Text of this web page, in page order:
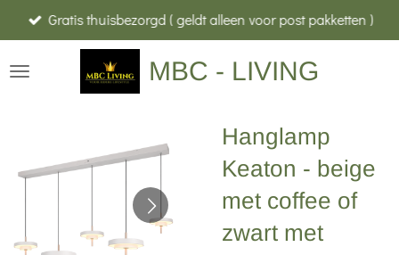
direct
naar
MBC - LIVING
Gratis thuisbezorgd ( geldt alleen voor post pakketten )
Hanglamp
Keaton - beige
met coffee of
zwart met